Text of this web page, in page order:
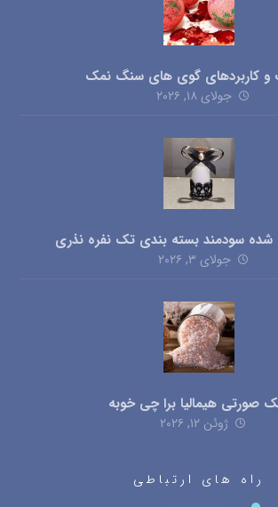
و کاربردهای گوی های سنگ نمک
جولای ۱۸, ۲۰۲۶
سودمند بسته بندی تک نفره نذری
جولای ۳, ۲۰۲۶
صورتی هیمالیا برا چی خوبه
ژوئن ۱۲, ۲۰۲۶
راه های ارتباطی